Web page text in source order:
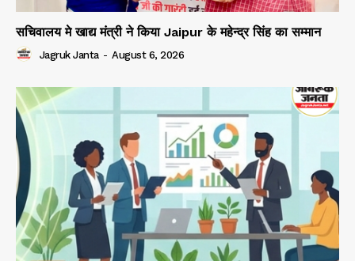
सचिवालय मे खाद्य मंत्री ने किया Jaipur के महेन्द्र सिंह का सम्मान
Jagruk Janta - August 6, 2026